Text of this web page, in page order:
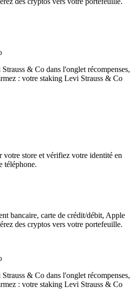
& Co dans l'onglet récompenses,
: votre staking Levi Strauss & Co
store et vérifiez votre identité en
téléphone.
bancaire, carte de crédit/débit, Apple
des cryptos vers votre portefeuille.
& Co dans l'onglet récompenses,
: votre staking Levi Strauss & Co